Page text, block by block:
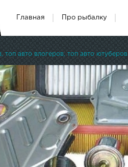
Главная Про рыбалку
топ авто влогеров, топ авто ютуберов